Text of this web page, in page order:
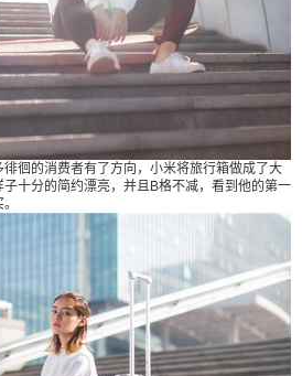
徊的消费者有了方向，小米将旅行箱做成了大
十分的简约漂亮，并且B格不减，看到他的第一
不香吗？ 整体看下来，小米
做工、用料等方面都非常的令
很久也没有其他明显的缺点，
么槽点，所以我认为在金属箱
了Rimowa的九成，是相当值得
。 （来源： 顾拜蛋蛋 ） 0